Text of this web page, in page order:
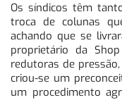
Os síndicos têm
troca de colunas
achando que se
proprietário da
redutoras de
criou-se um
um procedimento